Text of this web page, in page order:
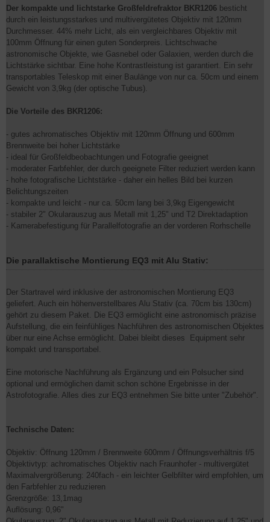
Der kompakte und lichtstarke Großfeldrefraktor BKR1206 besticht
durch ein leistungsstarkes und multivergütetes Objektiv mit 120mm
Durchmesser. 44% mehr Licht, als ein vergleichbares Objektiv mit
100mm Öffnung für einen guten Sonderpreis. Lichtschwache
astronomische Objekte, wie Gasnebel oder Galaxien, werden durch die
Lichtstärke sichtbar. Eine hohe Kontrastleistung ist garantiert. Ein sehr
transportables Teleskop mit einer Baulänge von nur ca. 50cm und einem
Gewicht von 3,9kg (der optische Tubus).
Die Vorteile des BKR1206:
- gutes achromatisches Objektiv mit 120mm Öffnung und 600mm
Brennweite bei hoher Lichtstärke
- ideal für Großfeldbeobachtungen und Fotografie geeignet
- moderater Farbfehler, der durch geeignete Filter reduziert werden kann
- hohe fotografische Lichtstärke - daher ein helles Bild bei kurzen
Belichtungszeiten
- kompakte und leicht - nur ca. 50cm lang bei 3,9kg Eigengewicht
- stabiler 2" Okularauszug aus Metall mit 1,25" und T2 Direktadaption
- Kamerabefestigung für Parallelfotografie an der vorderen Rorhschelle
Die parallaktische Montierung EQ3 mit Alu Stativ:
Der Startravel wird inklusive der astronomischen Montierung EQ3
geliefert. Auch ein höhenverstellbares Alu Stativ (ca. 70cm bis 130cm)
gehört zu diesem Paket. Die EQ3 ermöglicht eine astronomisch präzise
Aufstellung, die ein feinfühliges Nachführen des astronomischen Objektes
über nur eine Achse ermöglicht. Dabei bleibt dieses Equipment sehr
kompakt und transportabel.
Eine motorische Nachführung als Ergänzung und ein Polsucher sind
optional und ermöglichen damit schon schöne Ergebnisse in der
Astrofotografie. Alles dies zur EQ3 entnehmen Sie bitte unter "Zubehör".
Technische Daten:
Objektiv: Öffnung 120mm / Brennweite 600mm / Öffnungsverhältnis f/5
Objektivtyp: achromatisches Objektiv nach Fraunhofer - multivergütet
Maximalvergrößerung: 240fach - ein leichter Gelbfilter wird empfohlen, um
den Farbfehler zu reduzieren
Grenzgröße: 13,1mag
Auflösung: 0,96"